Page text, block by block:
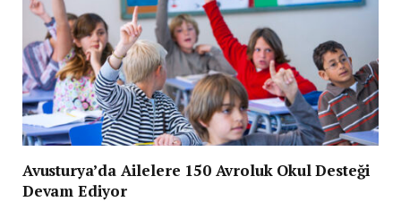
Avusturya’da Ailelere 150 Avroluk Okul Desteği
Devam Ediyor